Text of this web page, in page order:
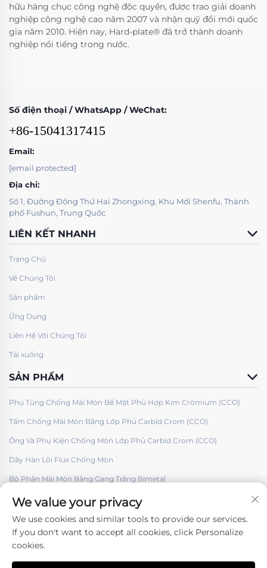
hữu hàng chục công nghệ độc quyền, được trao giải doanh
nghiệp công nghệ cao năm 2007 và nhận quỹ đổi mới quốc
gia năm 2010. Hiện nay, Hard-plate® đã trở thành doanh
nghiệp nổi tiếng trong nước.
Số điện thoại / WhatsApp / WeChat:
+86-15041317415
Email:
[email protected]
Địa chỉ:
Số 1, Đường Đông Thứ Hai Zhongxing, Khu Mới Shenfu, Thành
phố Fushun, Trung Quốc
LIÊN KẾT NHANH
Trang Chủ
Về Chúng Tôi
Sản phẩm
Ứng Dụng
Liên Hệ Với Chúng Tôi
Tải xuống
SẢN PHẨM
Phụ Tùng Chống Mài Mòn Bề Mặt Phủ Hợp Kim Crômium (CCO)
Tấm Chống Mài Mòn Bằng Lớp Phủ Carbid Crom (CCO)
Ống Và Phụ Kiện Chống Mòn Lớp Phủ Carbid Crom (CCO)
Dây Hàn Lõi Flux Chống Mòn
Bộ Phận Mài Mòn Bằng Gang Trắng Bimetal
We value your privacy
We use cookies and similar tools to provide our services.
If you don't want to accept all cookies, click Personalize
cookies.